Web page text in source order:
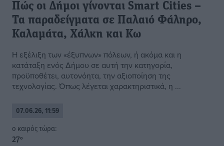
Πώς οι Δήμοι γίνονται Smart Cities –
Τα παραδείγματα σε Παλαιό Φάληρο,
Καλαμάτα, Χάλκη και Κω
Η εξέλιξη των «έξυπνων» πόλεων, ή ακόμα και η
κατάταξη ενός Δήμου σε αυτή την κατηγορία,
προϋποθέτει, αυτονόητα, την αξιοποίηση της
τεχνολογίας. Όπως λέγεται χαρακτηριστικά, η ...
07.06.26, 11:59
o καιρός τώρα:
27°